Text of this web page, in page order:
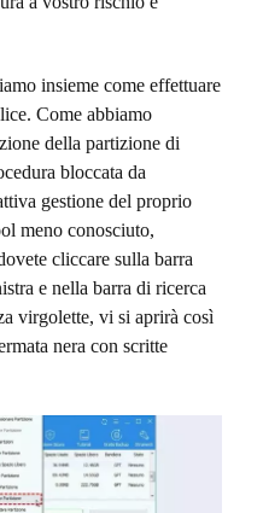
insieme come effettuare
Come abbiamo
della partizione di
bloccata da
gestione del proprio
meno conosciuto,
cliccare sulla barra
e nella barra di ricerca
virgolette, vi si aprirà così
nera con scritte